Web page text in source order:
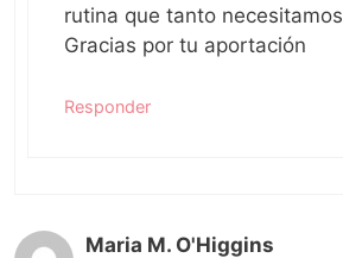
rutina que tanto necesitamos
Gracias por tu aportación
Responder
Maria M. O'Higgins